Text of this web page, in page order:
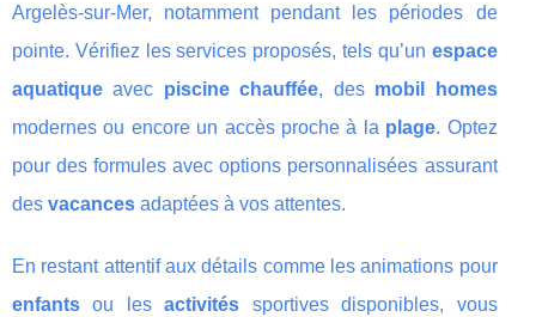
Argelès-sur-Mer, notamment pendant les périodes de
pointe. Vérifiez les services proposés, tels qu’un espace
aquatique avec piscine chauffée, des mobil homes
modernes ou encore un accès proche à la plage. Optez
pour des formules avec options personnalisées assurant
des vacances adaptées à vos attentes.
En restant attentif aux détails comme les animations pour
enfants ou lesactivités sportives disponibles, vous